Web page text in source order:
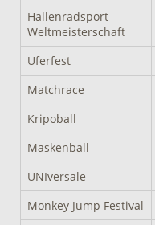
Hallenradsport
Weltmeisterschaft
Uferfest
Matchrace
Kripoball
Maskenball
UNIversale
Monkey Jump Festival